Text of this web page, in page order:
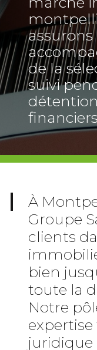
assurons
de la
suivi
À
Groupe
clients
bien
toute la
Notre
juridique